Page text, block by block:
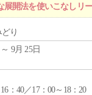
開法を使いこなしリ
り
9月 25日
：40／17：00～18：20